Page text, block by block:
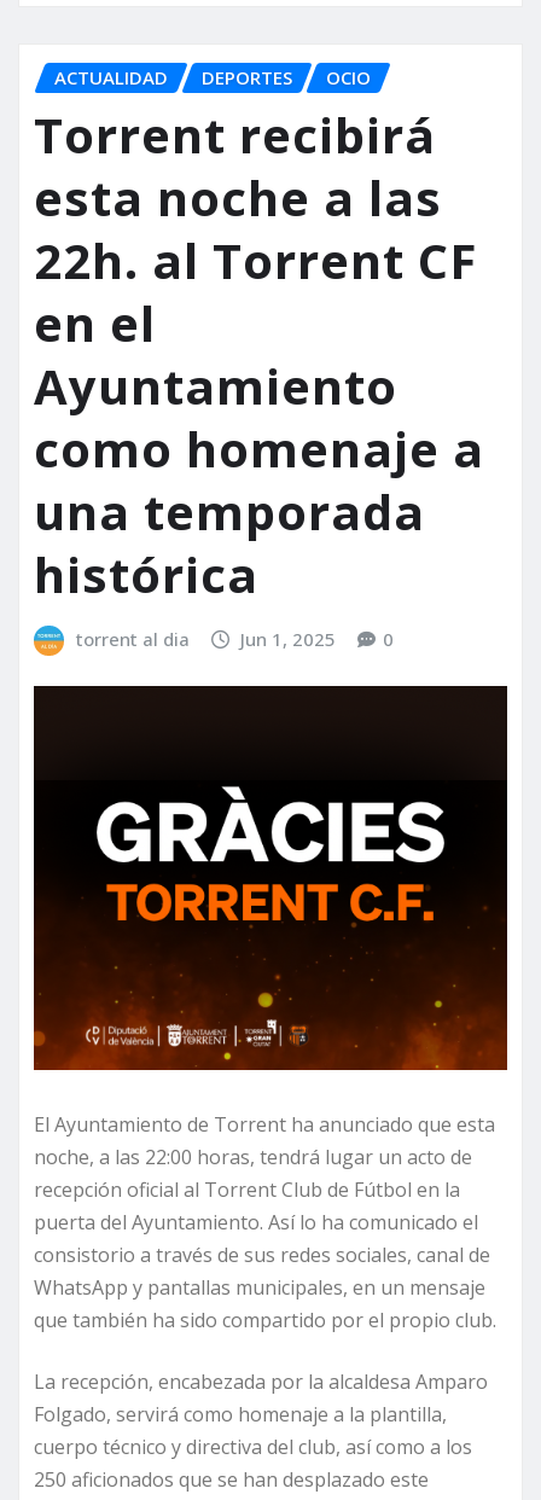
ACTUALIDAD DEPORTES OCIO
Torrent recibirá
esta noche a las
22h. al Torrent CF
en el
Ayuntamiento
como homenaje a
una temporada
histórica
torrent al dia Jun 1, 2025 0
El Ayuntamiento de Torrent ha anunciado que esta
noche, a las 22:00 horas, tendrá lugar un acto de
recepción oficial al Torrent Club de Fútbol en la
puerta del Ayuntamiento. Así lo ha comunicado el
consistorio a través de sus redes sociales, canal de
WhatsApp y pantallas municipales, en un mensaje
que también ha sido compartido por el propio club.
La recepción, encabezada por la alcaldesa Amparo
Folgado, servirá como homenaje a la plantilla,
cuerpo técnico y directiva del club, así como a los
250 aficionados que se han desplazado este